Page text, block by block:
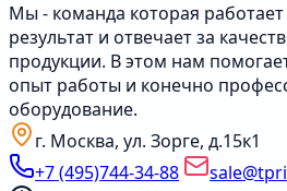
Мы - команда которая
результат и отвечает за
продукции. В этом нам
опыт работы и конечно
оборудование.
г. Москва, ул. Зорге, д.15к1
+7 (495)744-34-88